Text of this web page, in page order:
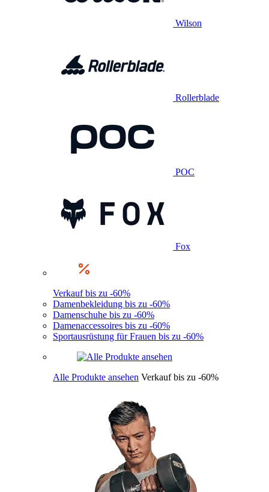
Wilson
Rollerblade
POC
Fox
Verkauf bis zu -60%
Damenbekleidung bis zu -60%
Damenschuhe bis zu -60%
Damenaccessoires bis zu -60%
Sportausrüstung für Frauen bis zu -60%
Alle Produkte ansehen Verkauf bis zu -60%